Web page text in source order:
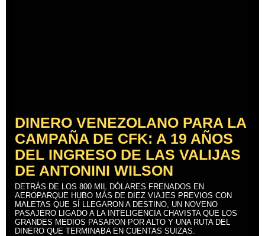
DINERO VENEZOLANO PARA LA
CAMPAÑA DE CFK: A 19 AÑOS
DEL INGRESO DE LAS VALIJAS
DE ANTONINI WILSON
DETRÁS DE LOS 800 MIL DÓLARES FRENADOS EN
AEROPARQUE HUBO MÁS DE DIEZ VIAJES PREVIOS CON
MALETAS QUE SÍ LLEGARON A DESTINO, UN NOVENO
PASAJERO LIGADO A LA INTELIGENCIA CHAVISTA QUE LOS
GRANDES MEDIOS PASARON POR ALTO Y UNA RUTA DEL
DINERO QUE TERMINABA EN CUENTAS SUIZAS.